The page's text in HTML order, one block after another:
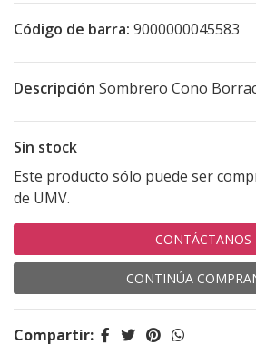
Código de barra: 9000000045583
Descripción Sombrero Cono
Sin stock
Este producto sólo puede ser
de UMV.
CONTÁCTANOS
CONTINÚA
Compartir: